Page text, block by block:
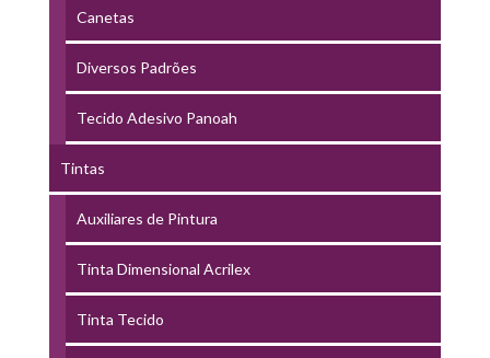
Canetas
Diversos Padrões
Tecido Adesivo Panoah
Tintas
Auxiliares de Pintura
Tinta Dimensional Acrilex
Tinta Tecido